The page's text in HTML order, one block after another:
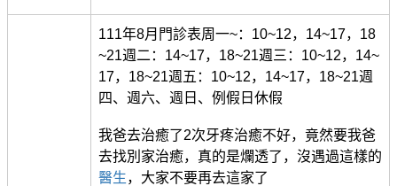
111年8月門診表周一~：10~12，14~17，18
~21週二：14~17，18~21週三：10~12，14~
17，18~21週五：10~12，14~17，18~21週
四、週六、週日、例假日休假
我爸去治癒了2次牙疼治癒不好，竟然要我爸
去找別家治癒，真的是爛透了，沒遇過這樣的
醫生，大家不要再去這家了